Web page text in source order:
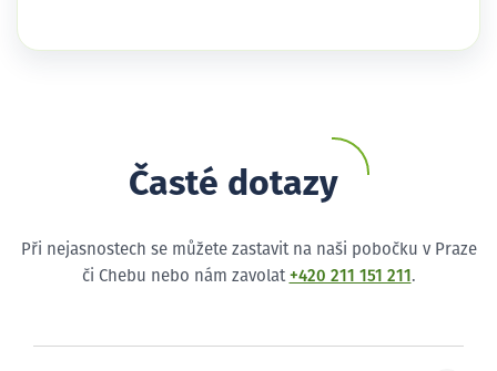
Časté dotazy
Při nejasnostech se můžete zastavit na naši pobočku v Praze
či Chebu nebo nám zavolat +420 211 151 211 .